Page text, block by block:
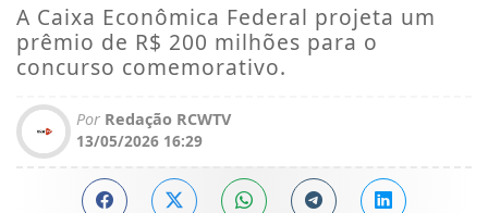
A Caixa Econômica Federal projeta um
prêmio de R$ 200 milhões para o
concurso comemorativo.
Por Redação RCWTV
13/05/2026 16:29